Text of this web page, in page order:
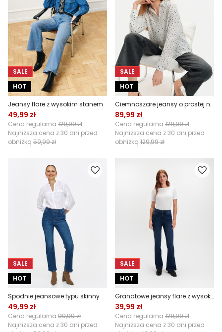
SALE
HOT
Jeansy flare z wysokim stanem
49,99 zł
Cena regularna 129,99 zł
Najniższa cena z 30 dni przed
obniżką 59,99 zł
SALE
HOT
Ciemnoszare jeansy o prostej nogawce
89,99 zł
Cena regularna 129,99 zł
Najniższa cena z 30 dni przed
obniżką 129,99 zł
SALE
HOT
Spodnie jeansowe typu skinny
49,99 zł
Cena regularna 99,99 zł
Najniższa cena z 30 dni przed
SALE
HOT
Granatowe jeansy flare z wysokim stanem
39,99 zł
Cena regularna 129,99 zł
Najniższa cena z 30 dni przed